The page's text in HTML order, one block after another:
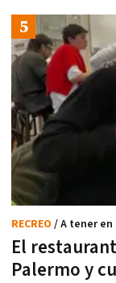
El
Palermo y
RECREO / A tener